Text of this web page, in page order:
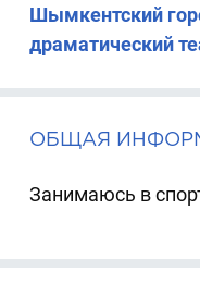
Шымкентский
драматический
ОБЩАЯ
Занимаюсь в